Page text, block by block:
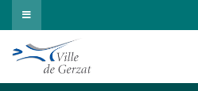
Passer
au
contenu